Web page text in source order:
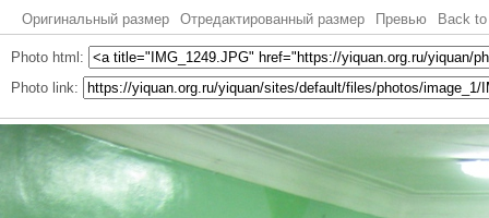
Оригинальный размер Отредактированный размер Превью Back
Photo html:
Photo link: